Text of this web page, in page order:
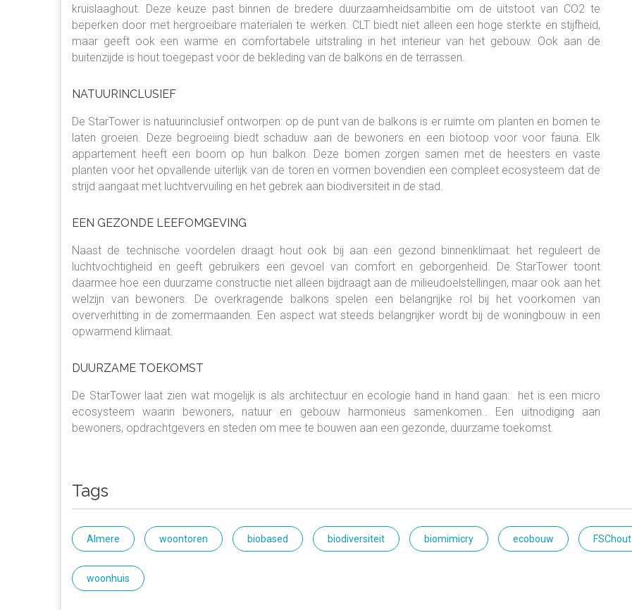
kruislaaghout. Deze keuze past binnen de bredere duurzaamheidsambitie om de uitstoot van CO2 te
beperken door met hergroeibare materialen te werken. CLT biedt niet alleen een hoge sterkte en stijfheid,
maar geeft ook een warme en comfortabele uitstraling in het interieur van het gebouw. Ook aan de
buitenzijde is hout toegepast voor de bekleding van de balkons en de terrassen.
NATUURINCLUSIEF
De StarTower is natuurinclusief ontworpen: op de punt van de balkons is er ruimte om planten en bomen te
laten groeien. Deze begroeiing biedt schaduw aan de bewoners en een biotoop voor voor fauna. Elk
appartement heeft een boom op hun balkon. Deze bomen zorgen samen met de heesters en vaste
planten voor het opvallende uiterlijk van de toren en vormen bovendien een compleet ecosysteem dat de
strijd aangaat met luchtvervuiling en het gebrek aan biodiversiteit in de stad.
EEN GEZONDE LEEFOMGEVING
Naast de technische voordelen draagt hout ook bij aan een gezond binnenklimaat: het reguleert de
luchtvochtigheid en geeft gebruikers een gevoel van comfort en geborgenheid. De StarTower toont
daarmee hoe een duurzame constructie niet alleen bijdraagt aan de milieudoelstellingen, maar ook aan het
welzijn van bewoners. De overkragende balkons spelen een belangrijke rol bij het voorkomen van
oververhitting in de zomermaanden. Een aspect wat steeds belangrijker wordt bij de woningbouw in een
opwarmend klimaat.
DUURZAME TOEKOMST
De StarTower laat zien wat mogelijk is als architectuur en ecologie hand in hand gaan: het is een micro
ecosysteem waarin bewoners, natuur en gebouw harmonieus samenkomen.. Een uitnodiging aan
bewoners, opdrachtgevers en steden om mee te bouwen aan een gezonde, duurzame toekomst.
Tags
Almere woontoren biobased biodiversiteit biomimicry ecobouw FSChout
woonhuis